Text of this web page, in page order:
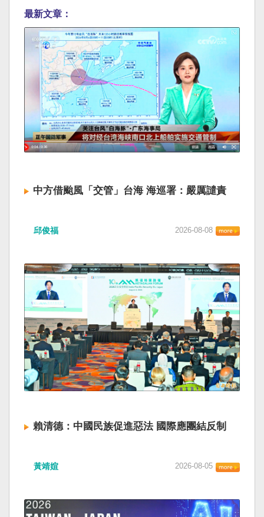
最新文章：
中方借颱風「交管」台海 海巡署：嚴厲譴責
邱俊福 2026-08-08
賴清德：中國民族促進惡法 國際應團結反制
黃靖媗 2026-08-05